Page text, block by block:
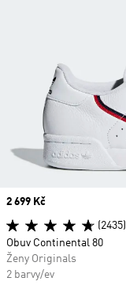
Price
2 699 Kč
(2435)
Obuv Continental 80
Ženy Originals
2 barvy/ev